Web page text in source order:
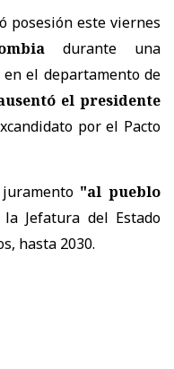
posesión este viernes
durante una
el departamento de
el presidente
por el Pacto
"al pueblo
Jefatura del Estado
hasta 2030.